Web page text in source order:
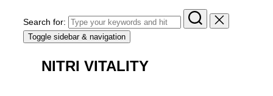
Search for:
Toggle sidebar & navigation
NITRI VITALITY